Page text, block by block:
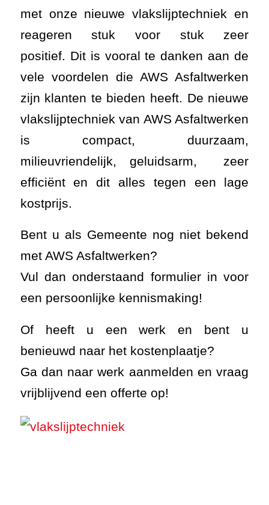
met onze nieuwe vlakslijptechniek en
reageren stuk voor stuk zeer
positief. Dit is vooral te danken aan de
vele voordelen die AWS Asfaltwerken
zijn klanten te bieden heeft. De nieuwe
vlakslijptechniek van AWS Asfaltwerken
is compact, duurzaam,
milieuvriendelijk, geluidsarm, zeer
efficiënt en dit alles tegen een lage
kostprijs.
Bent u als Gemeente nog niet bekend
met AWS Asfaltwerken?
Vul dan onderstaand formulier in voor
een persoonlijke kennismaking!
Of heeft u een werk en bent u
benieuwd naar het kostenplaatje?
Ga dan naar werk aanmelden en vraag
vrijblijvend een offerte op!